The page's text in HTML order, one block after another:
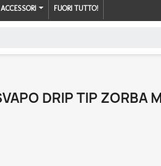
ACCESSORI FUORI TUTTO!
DRIP TIP ZORBA